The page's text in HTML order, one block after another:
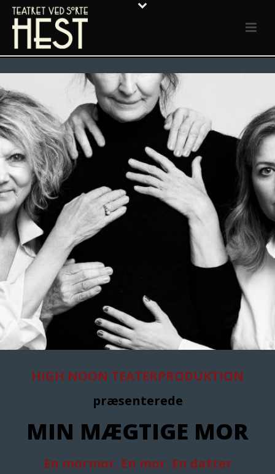
HIGH NOON TEATERPRODUKTION
præsenterede
MIN MÆGTIGE MOR
En mormor. En mor. En datter